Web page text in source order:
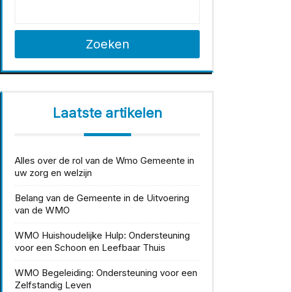
Zoeken
Laatste artikelen
Alles over de rol van de Wmo Gemeente in
uw zorg en welzijn
Belang van de Gemeente in de Uitvoering
van de WMO
WMO Huishoudelijke Hulp: Ondersteuning
voor een Schoon en Leefbaar Thuis
WMO Begeleiding: Ondersteuning voor een
Zelfstandig Leven